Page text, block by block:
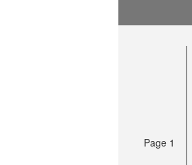
Page 1